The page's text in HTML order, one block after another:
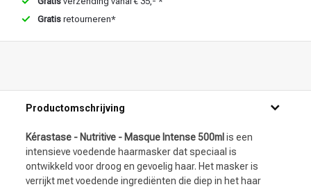
Gratis retourneren*
Productomschrijving
Kérastase - Nutritive - Masque Intense 500ml is een
intensieve voedende haarmasker dat speciaal is
ontwikkeld voor droog en gevoelig haar. Het masker is
verrijkt met voedende ingrediënten die diep in het haar